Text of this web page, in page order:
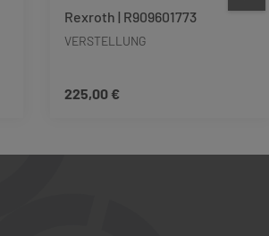
Rexroth | R909601773
VERSTELLUNG
Regulärer Preis:
225,00 €